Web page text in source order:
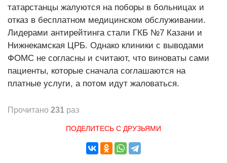
татарстанцы жалуются на поборы в больницах и
отказ в бесплатном медицинском обслуживании.
Лидерами антирейтинга стали ГКБ №7 Казани и
Нижнекамская ЦРБ. Однако клиники с выводами
ФОМС не согласны и считают, что виноваты сами
пациенты, которые сначала соглашаются на
платные услуги, а потом идут жаловаться.
Прочитано 231 раз
ПОДЕЛИТЕСЬ С ДРУЗЬЯМИ